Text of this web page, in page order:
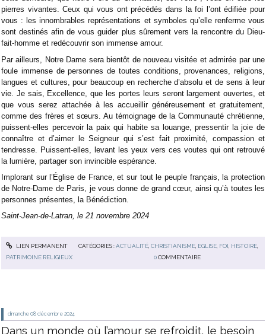
pierres vivantes. Ceux qui vous ont précédés dans la foi l’ont édifiée pour
vous : les innombrables représentations et symboles qu’elle renferme vous
sont destinés afin de vous guider plus sûrement vers la rencontre du Dieu-
fait-homme et redécouvrir son immense amour.
Par ailleurs, Notre Dame sera bientôt de nouveau visitée et admirée par une
foule immense de personnes de toutes conditions, provenances, religions,
langues et cultures, pour beaucoup en recherche d’absolu et de sens à leur
vie. Je sais, Excellence, que les portes leurs seront largement ouvertes, et
que vous serez attachée à les accueillir généreusement et gratuitement,
comme des frères et sœurs. Au témoignage de la Communauté chrétienne,
puissent-elles percevoir la paix qui habite sa louange, pressentir la joie de
connaître et d’aimer le Seigneur qui s’est fait proximité, compassion et
tendresse. Puissent-elles, levant les yeux vers ces voutes qui ont retrouvé
la lumière, partager son invincible espérance.
Implorant sur l’Église de France, et sur tout le peuple français, la protection
de Notre-Dame de Paris, je vous donne de grand cœur, ainsi qu’à toutes les
personnes présentes, la Bénédiction.
Saint-Jean-de-Latran, le 21 novembre 2024
LIEN PERMANENT CATÉGORIES :ACTUALITÉ, CHRISTIANISME, EGLISE, FOI , HISTOIRE,
PATRIMOINE RELIGIEUX
0 COMMENTAIRE
dimanche 08 décembre 2024
Dans un monde où l’amour se refroidit, le besoin